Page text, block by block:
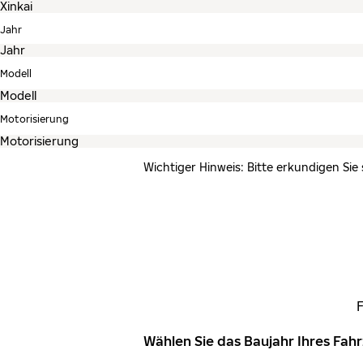
Jahr
Modell
Motorisierung
Wichtiger Hinweis: Bitte erkundigen
Wählen Sie das Baujahr Ihres